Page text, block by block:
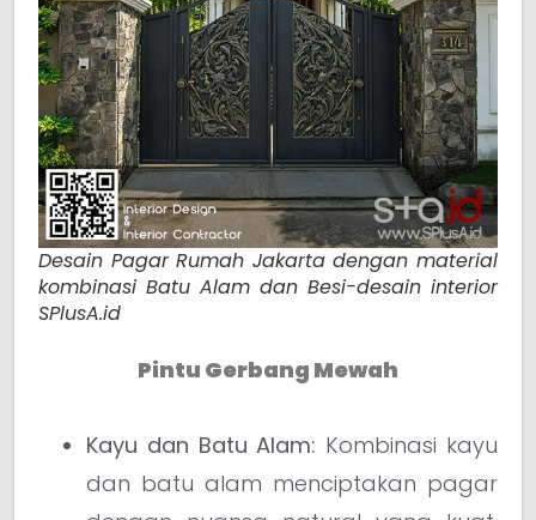
Desain Pagar Rumah Jakarta dengan material
kombinasi Batu Alam dan Besi-desain interior
SPlusA.id
Pintu Gerbang Mewah
Kayu dan Batu Alam: Kombinasi kayu
dan batu alam menciptakan pagar